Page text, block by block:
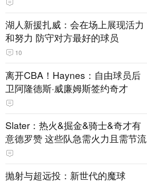
湖人新援扎威：会在场上展现活力
和努力 防守对方最好的球员
10
离开CBA！Haynes：自由球员后
卫阿隆德斯·威廉姆斯签约奇才
Slater：热火&掘金&骑士&奇才有
意德罗赞 这些队急需火力且需节流
抛射与超远投：新世代的魔球